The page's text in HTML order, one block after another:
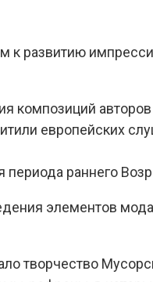
к развитию
композиций
европейских
раннего
элементов
творчество